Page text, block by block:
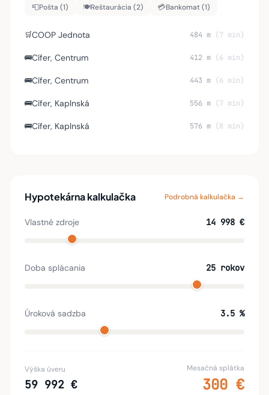
📮Pošta (1) 🍽️Reštaurácia (2) 💳Bankomat (1)
🛒COOP Jednota 484 m (7 min)
🚌Cífer, Centrum 412 m (6 min)
🚌Cífer, Centrum 443 m (6 min)
🚌Cífer, Kaplnská 556 m (7 min)
🚌Cífer, Kaplnská 576 m (8 min)
📮Cífer 488 m(7 min)
🍽️ Lipa 116 m (2 min)
Tenis Café
💳 Bankomat 388 m(5 min)
Hypotekárna kalkulačka Podrobná kalkulačka →
Vlastné zdroje 14 998 €
Doba splácania 25 rokov
Úroková sadzba 3.5 %
Výška úveru
59 992 €
Mesačná splátka
300 €